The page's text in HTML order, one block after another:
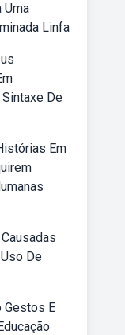
Uma
Linfa
De
Em
De
Gestos E